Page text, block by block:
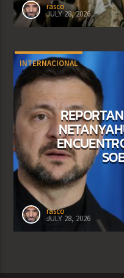
rasco
JULY 28, 2026
INTERNACIONAL
rasco
JULY 28, 2026